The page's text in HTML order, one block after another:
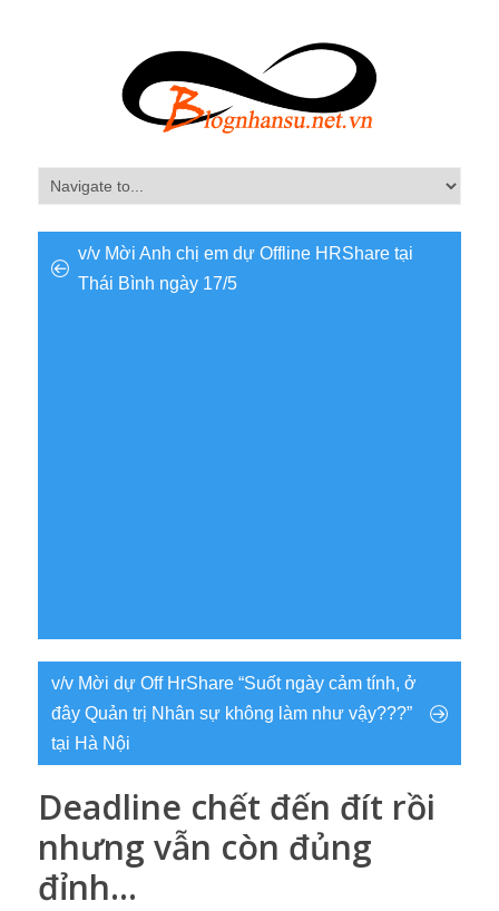
v/v Mời Anh chị em dự Offline HRShare tại
Thái Bình ngày 17/5
v/v Mời dự Off HrShare “Suốt ngày cảm tính, ở
đây Quản trị Nhân sự không làm như vậy???”
tại Hà Nội
Deadline chết đến đít rồi
nhưng vẫn còn đủng
đỉnh…